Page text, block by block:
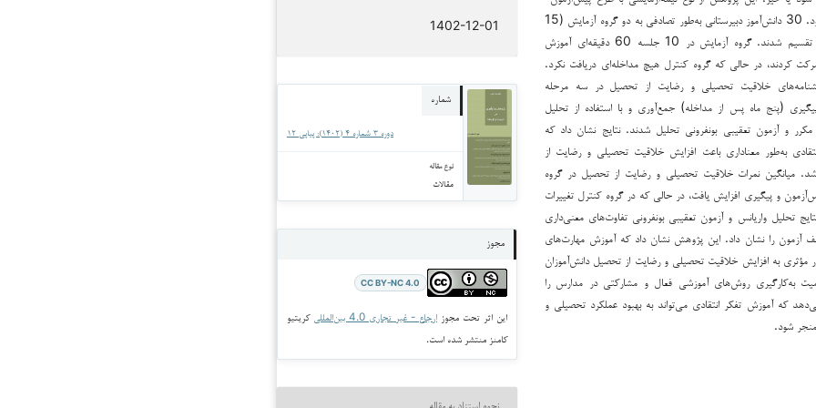
پس‌آزمون با گروه کنترل بود. 30 دانش‌آموز دبیرستانی به‌طور تصادفی به دو گروه آزمایش (15
نفر) و کنترل (15 نفر) تقسیم شدند. گروه آزمایش در 10 جلسه 60 دقیقه‌ای آموزش
کردند، در حالی که گروه کنترل هیچ مداخله‌ای دریافت نکرد.
خلاقیت تحصیلی و رضایت از تحصیل در سه مرحله
(پنج ماه پس از مداخله) جمع‌آوری و با استفاده از تحلیل
مکرر و آزمون تعقیبی بونفرونی تحلیل شدند. نتایج نشان داد که
به‌طور معناداری باعث افزایش خلاقیت تحصیلی و رضایت از
میانگین نمرات خلاقیت تحصیلی و رضایت از تحصیل در گروه
و پیگیری افزایش یافت، در حالی که در گروه کنترل تغییرات
تحلیل واریانس و آزمون تعقیبی بونفرونی تفاوت‌های معنی‌داری
آزمون را نشان داد. این پژوهش نشان داد که آموزش مهارت‌های
مؤثری به افزایش خلاقیت تحصیلی و رضایت از تحصیل دانش‌آموزان
به‌کارگیری روش‌های آموزشی فعال و مشارکتی در مدارس را
که آموزش تفکر انتقادی می‌تواند به بهبود عملکرد تحصیلی و
منجر شود.
1402-12-01
شماره
دوره 3 شماره 4 (1402): پیاپی 12
نوع مقاله
مقالات
مجوز
CC BY-NC 4.0
این اثر تحت مجوز ارجاع - غیر تجاری 4.0 بین‌المللی
کریتیو
کامنز منتشر شده است.